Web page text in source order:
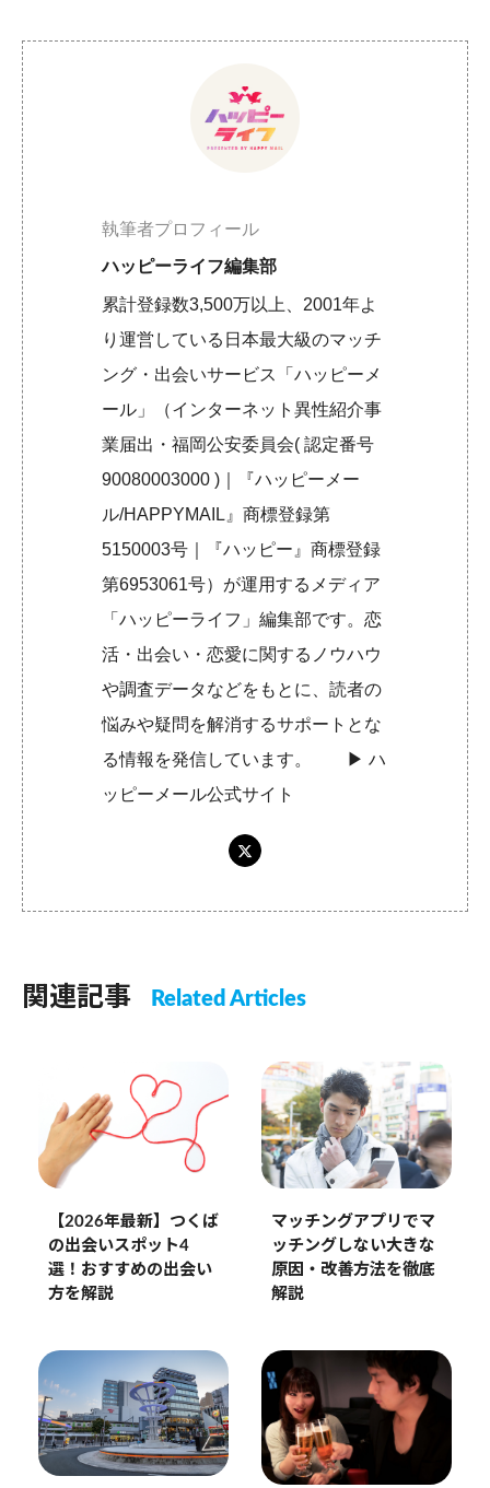
執筆者プロフィール
ハッピーライフ編集部
累計登録数3,500万以上、2001年よ
り運営している日本最大級のマッチ
ング・出会いサービス「ハッピーメ
ール」（インターネット異性紹介事
業届出・福岡公安委員会( 認定番号
90080003000 )｜『ハッピーメー
ル/HAPPYMAIL』商標登録第
5150003号｜『ハッピー』商標登録
第6953061号）が運用するメディア
「ハッピーライフ」編集部です。恋
活・出会い・恋愛に関するノウハウ
や調査データなどをもとに、読者の
悩みや疑問を解消するサポートとな
る情報を発信しています。 ▶︎ハ
ッピーメール公式サイト
関連記事 Related Articles
【2026年最新】つくば
の出会いスポット4
選！おすすめの出会い
方を解説
マッチングアプリでマ
ッチングしない大きな
原因・改善方法を徹底
解説